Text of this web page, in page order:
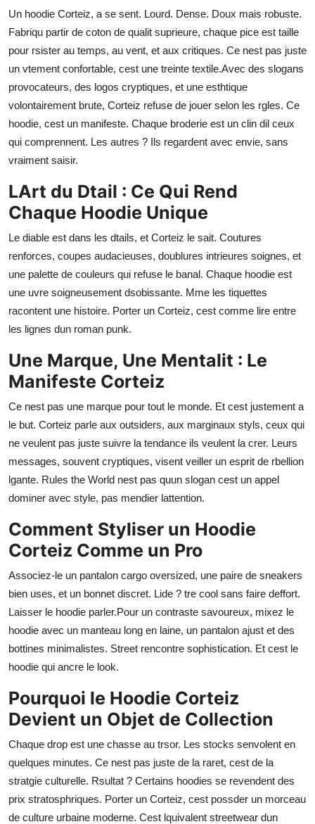
Un hoodie Corteiz, a se sent. Lourd. Dense. Doux mais robuste.
Fabriqu partir de coton de qualit suprieure, chaque pice est taille
pour rsister au temps, au vent, et aux critiques. Ce nest pas juste
un vtement confortable, cest une treinte textile.Avec des slogans
provocateurs, des logos cryptiques, et une esthtique
volontairement brute, Corteiz refuse de jouer selon les rgles. Ce
hoodie, cest un manifeste. Chaque broderie est un clin dil ceux
qui comprennent. Les autres ? Ils regardent avec envie, sans
vraiment saisir.
LArt du Dtail : Ce Qui Rend
Chaque Hoodie Unique
Le diable est dans les dtails, et Corteiz le sait. Coutures
renforces, coupes audacieuses, doublures intrieures soignes, et
une palette de couleurs qui refuse le banal. Chaque hoodie est
une uvre soigneusement dsobissante. Mme les tiquettes
racontent une histoire. Porter un Corteiz, cest comme lire entre
les lignes dun roman punk.
Une Marque, Une Mentalit : Le
Manifeste Corteiz
Ce nest pas une marque pour tout le monde. Et cest justement a
le but. Corteiz parle aux outsiders, aux marginaux styls, ceux qui
ne veulent pas juste suivre la tendance ils veulent la crer. Leurs
messages, souvent cryptiques, visent veiller un esprit de rbellion
lgante. Rules the World nest pas quun slogan cest un appel
dominer avec style, pas mendier lattention.
Comment Styliser un Hoodie
Corteiz Comme un Pro
Associez-le un pantalon cargo oversized, une paire de sneakers
bien uses, et un bonnet discret. Lide ? tre cool sans faire deffort.
Laisser le hoodie parler.Pour un contraste savoureux, mixez le
hoodie avec un manteau long en laine, un pantalon ajust et des
bottines minimalistes. Street rencontre sophistication. Et cest le
hoodie qui ancre le look.
Pourquoi le Hoodie Corteiz
Devient un Objet de Collection
Chaque drop est une chasse au trsor. Les stocks senvolent en
quelques minutes. Ce nest pas juste de la raret, cest de la
stratgie culturelle. Rsultat ? Certains hoodies se revendent des
prix stratosphriques. Porter un Corteiz, cest possder un morceau
de culture urbaine moderne. Cest lquivalent streetwear dun